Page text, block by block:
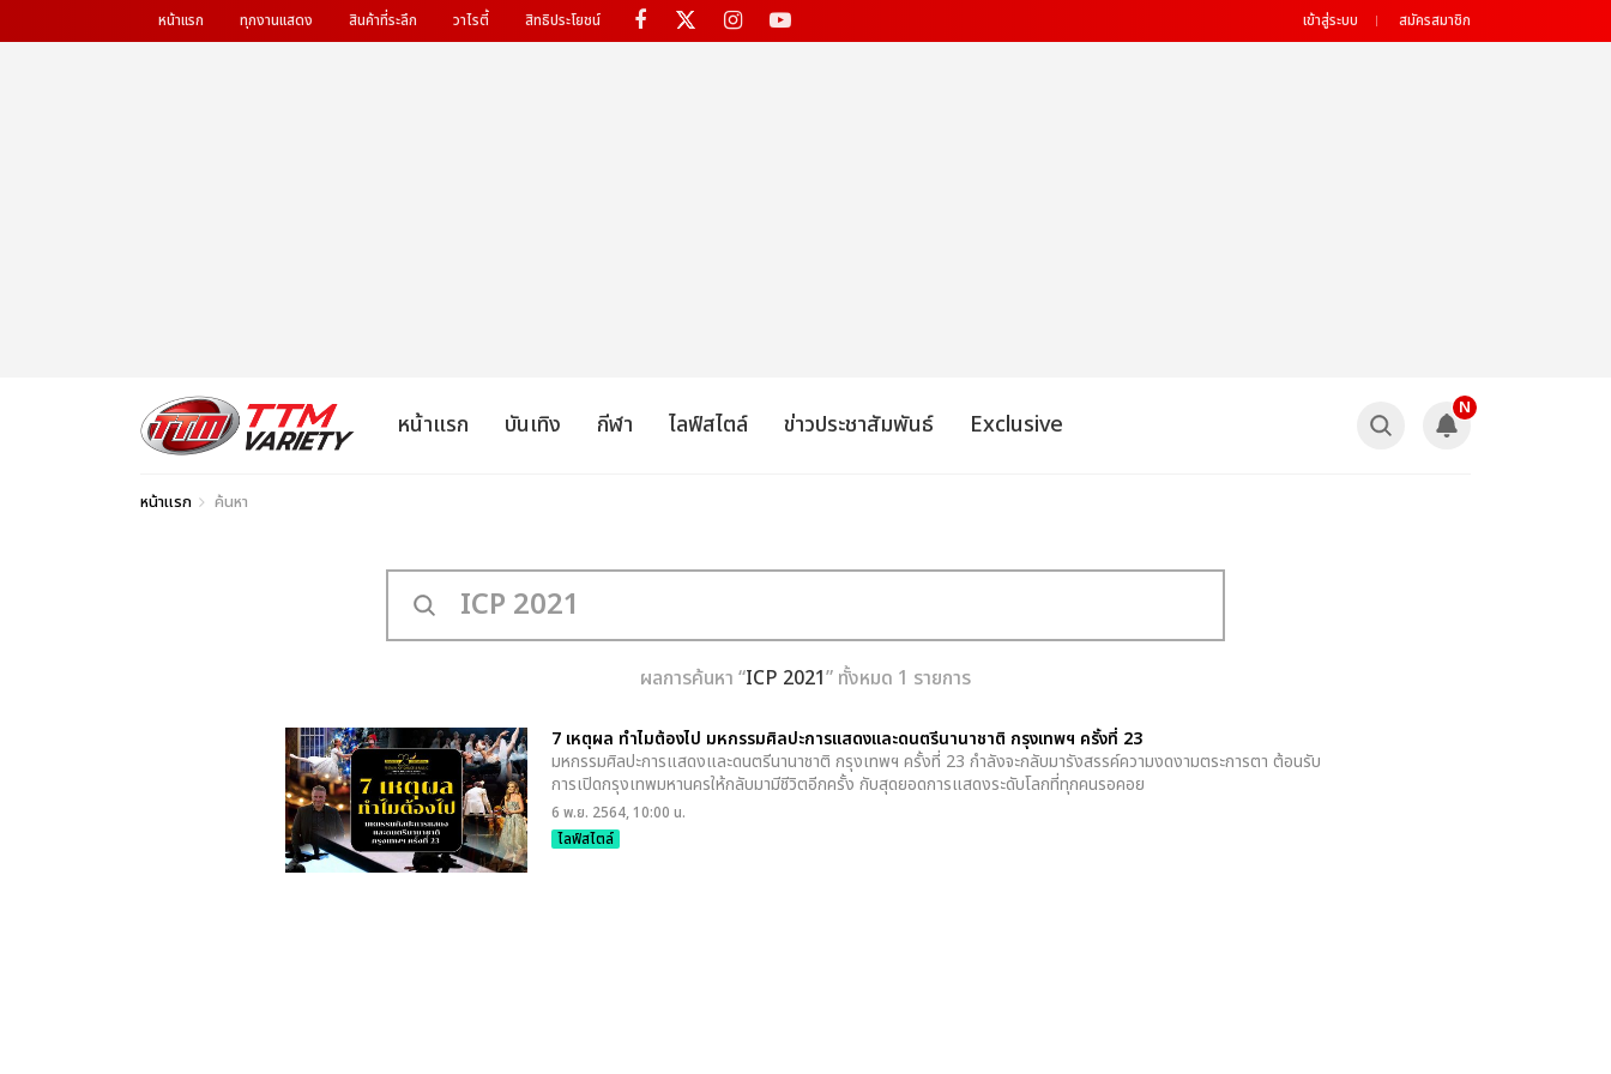
หน้าแรก ทุกงานแสดง สินค้าที่ระลึก วาไรตี้ สิทธิประโยชน์ เข้าสู่ระบบ สมัครสมาชิก
หน้าแรก บันเทิง กีฬา ไลฟ์สไตล์ ข่าวประชาสัมพันธ์ Exclusive
N
หน้าแรก ค้นหา
ผลการค้นหา “ICP 2021” ทั้งหมด 1 รายการ
7 เหตุผล ทำไมต้องไป มหกรรมศิลปะการแสดงและดนตรีนานาชาติ กรุงเทพฯ ครั้งที่ 23
มหกรรมศิลปะการแสดงและดนตรีนานาชาติ กรุงเทพฯ ครั้งที่ 23 กำลังจะกลับมารังสรรค์ความงดงามตระการตา ต้อนรับ
การเปิดกรุงเทพมหานครให้กลับมามีชีวิตอีกครั้ง กับสุดยอดการแสดงระดับโลกที่ทุกคนรอคอย
6 พ.ย. 2564, 10:00 น.
ไลฟ์สไตล์